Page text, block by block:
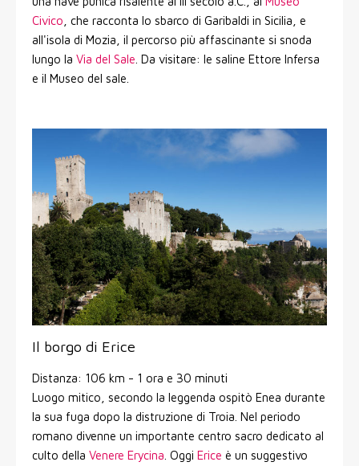
Civico , che racconta lo sbarco di Garibaldi in Sicilia, e
all'isola di Mozia, il percorso più affascinante si snoda
lungo la Via del Sale . Da visitare: le saline Ettore Infersa
e il Museo del sale.
Il borgo di Erice
Distanza: 106 km - 1 ora e 30 minuti
Luogo mitico, secondo la leggenda ospitò Enea durante
la sua fuga dopo la distruzione di Troia. Nel periodo
romano divenne un importante centro sacro dedicato al
culto della Venere Erycina . Oggi Erice è un suggestivo